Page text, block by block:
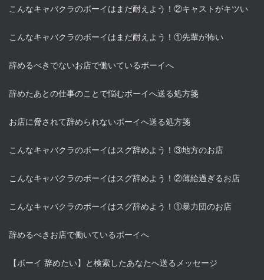
こんなキャバクラのボーイはまだ耐えよう！②キャストがキツい
こんなキャバクラのボーイはまだ耐えよう！①先輩が怖い
辞めるべきでないお店で働いているボーイへ
辞めたあとの仕事のことで悩むボーイへ送る処方箋
お店に脅されて辞められないボーイへ送る処方箋
こんなキャバクラのボーイはスグ辞めよう！③地方のお店
こんなキャバクラのボーイはスグ辞めよう！②薄給過ぎるお店
こんなキャバクラのボーイはスグ辞めよう！①暴力団のお店
辞めるべきお店で働いているボーイへ
【ボーイ 辞めたい】と検索したあなたへ送るメッセージ